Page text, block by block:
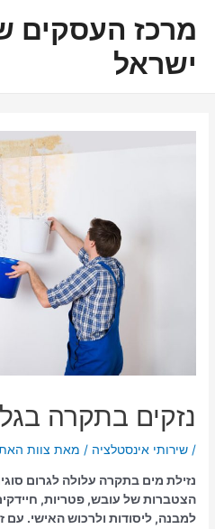
לתוכןמרכז העסקים
ישראל
נזקים בתקרה
/שירותי אינסטלציה / מאת צוות
נזילת מים בתקרה עלולה לגרום
הצטברות של עובש, פטריות,
למבנה, ליסודות ולרכוש האישי. עם